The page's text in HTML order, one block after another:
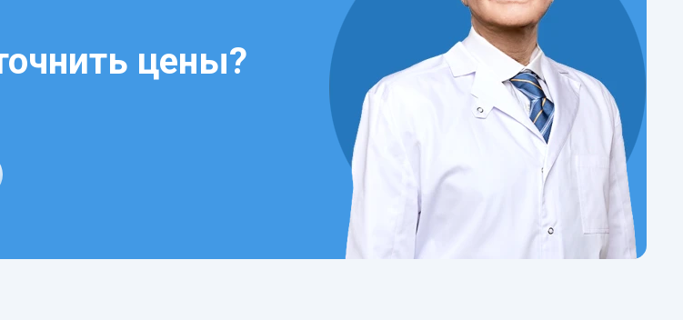
цены?